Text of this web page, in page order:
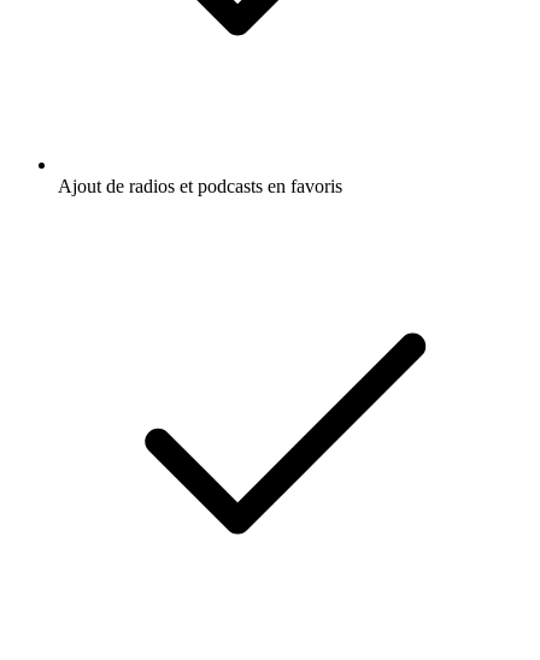
Ajout de radios et podcasts en favoris